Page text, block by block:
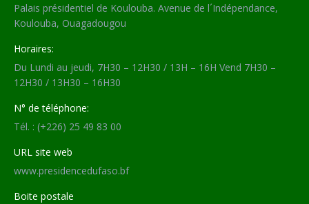
Palais présidentiel de Koulouba. Avenue de l´Indépendance,
Koulouba, Ouagadougou
Horaires:
Du Lundi au jeudi, 7H30 – 12H30 / 13H – 16H Vend 7H30 –
12H30 / 13H30 – 16H30
N° de téléphone:
Tél. : (+226) 25 49 83 00
URL site web
www.presidencedufaso.bf
Boite postale